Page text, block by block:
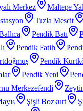
Merkez Maltepe
Tuzla Mescit
Pendik Batı
Pendik Fatih
Pendik
Pendik Yeni
Merkezefendi
Şişli Bozkurt